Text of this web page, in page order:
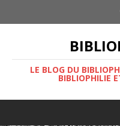
LE BLOG DU
BIBLIOPHILIE